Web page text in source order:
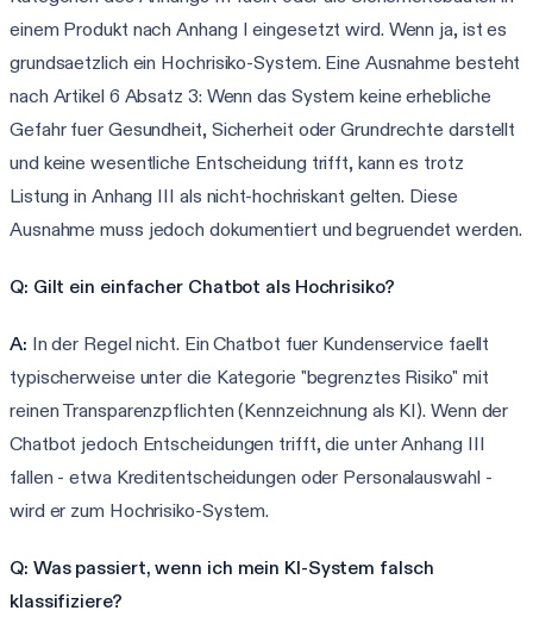
einem Produkt nach Anhang I eingesetzt wird. Wenn ja, ist es
grundsaetzlich ein Hochrisiko-System. Eine Ausnahme besteht
nach Artikel 6 Absatz 3: Wenn das System keine erhebliche
Gefahr fuer Gesundheit, Sicherheit oder Grundrechte darstellt
und keine wesentliche Entscheidung trifft, kann es trotz
Listung in Anhang III als nicht-hochriskant gelten. Diese
Ausnahme muss jedoch dokumentiert und begruendet werden.
Q: Gilt ein einfacher Chatbot als Hochrisiko?
A: In der Regel nicht. Ein Chatbot fuer Kundenservice faellt
typischerweise unter die Kategorie "begrenztes Risiko" mit
reinen Transparenzpflichten (Kennzeichnung als KI). Wenn der
Chatbot jedoch Entscheidungen trifft, die unter Anhang III
fallen - etwa Kreditentscheidungen oder Personalauswahl -
wird er zum Hochrisiko-System.
Q: Was passiert, wenn ich mein KI-System falsch
klassifiziere?